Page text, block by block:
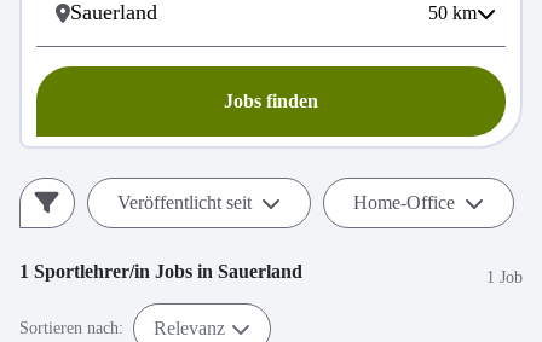
50 km
Jobs finden
Veröffentlicht seit Home-Office
1 Sportlehrer/in Jobs in Sauerland 1 Job
Sortieren nach: Relevanz